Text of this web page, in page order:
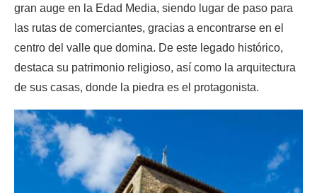
gran auge en la Edad Media, siendo lugar de paso para
las rutas de comerciantes, gracias a encontrarse en el
centro del valle que domina. De este legado histórico,
destaca su patrimonio religioso, así como la arquitectura
de sus casas, donde la piedra es el protagonista.